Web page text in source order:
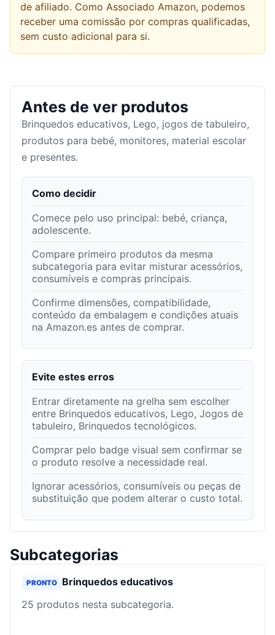
de afiliado. Como Associado Amazon, podemos
receber uma comissão por compras qualificadas,
sem custo adicional para si.
Antes de ver produtos
Brinquedos educativos, Lego, jogos de tabuleiro,
produtos para bebé, monitores, material escolar
e presentes.
Como decidir
Comece pelo uso principal: bebé, criança,
adolescente.
Compare primeiro produtos da mesma
subcategoria para evitar misturar acessórios,
consumíveis e compras principais.
Confirme dimensões, compatibilidade,
conteúdo da embalagem e condições atuais
na Amazon.es antes de comprar.
Evite estes erros
Entrar diretamente na grelha sem escolher
entre Brinquedos educativos, Lego, Jogos de
tabuleiro, Brinquedos tecnológicos.
Comprar pelo badge visual sem confirmar se
o produto resolve a necessidade real.
Ignorar acessórios, consumíveis ou peças de
substituição que podem alterar o custo total.
Subcategorias
PRONTO
Brinquedos educativos
25 produtos nesta subcategoria.